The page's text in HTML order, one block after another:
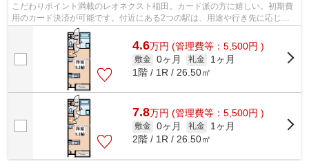
こだわりポイント満載のレオネクスト稲田。カード派の方に嬉しい。初期費
用のカード決済が可能です。付近にある2つの駅は、用途や行き先に応じて
使い分けることができます。利便性が高...
4.6万円 (管理費等：5,500円 )
敷金 0ヶ月 礼金
1ヶ月
1階 / 1R / 26.50㎡
7.8万円 (管理費等：5,500円 )
敷金 0ヶ月 礼金
1ヶ月
2階 / 1R / 26.50㎡